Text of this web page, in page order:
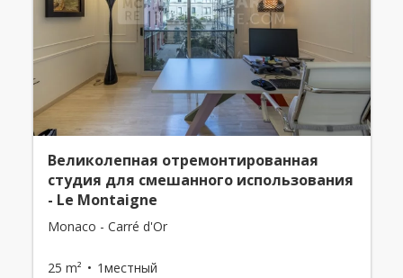
Великолепная отремонтированная
студия для смешанного использования
- Le Montaigne
Monaco - Carré d'Or
25 m² 1местный